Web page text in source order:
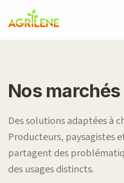
Nos marchés
Des solutions adaptées à
Producteurs, paysagistes
partagent des
des usages distincts.